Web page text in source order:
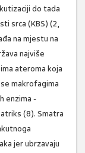
do tada
srca (KBS) (2,
na mjestu na
najviše
ateroma koja
makrofagima
enzima -
(8). Smatra
jer ubrzavaju